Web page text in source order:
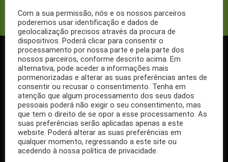
SIGA-NOS NO FACEBOOK
Se ainda não segue a nossa página de Facebook, não espere mais!
Basta clicar no botão Seguir em cima.
Ao seguir a nossa página passa a receber gratuitamente os
nossos artigos no seu Facebook.
Com a sua permissão, nós e os nossos parceiros
poderemos usar identificação e dados de
geolocalização precisos através da procura de
dispositivos. Poderá clicar para consentir o
processamento por nossa parte e pela parte dos
nossos parceiros, conforme descrito acima. Em
alternativa, pode aceder a informações mais
pormenorizadas e alterar as suas preferências antes de
consentir ou recusar o consentimento. Tenha em
atenção que algum processamento dos seus dados
pessoais poderá não exigir o seu consentimento, mas
que tem o direito de se opor a esse processamento. As
suas preferências serão aplicadas apenas a este
website. Poderá alterar as suas preferências em
qualquer momento, regressando a este site ou
acedendo à nossa política de privacidade.